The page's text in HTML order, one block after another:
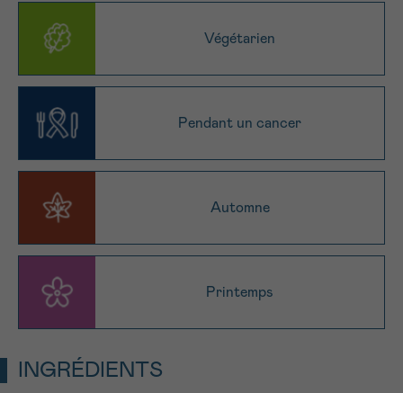
Végétarien
Pendant un cancer
Automne
Printemps
INGRÉDIENTS
PRÉNOM
E-MAIL
VOTRE QUESTION
J’accepte lesconditions d’utilisations
*CHAMP OBLIGATOIRE
Suivant